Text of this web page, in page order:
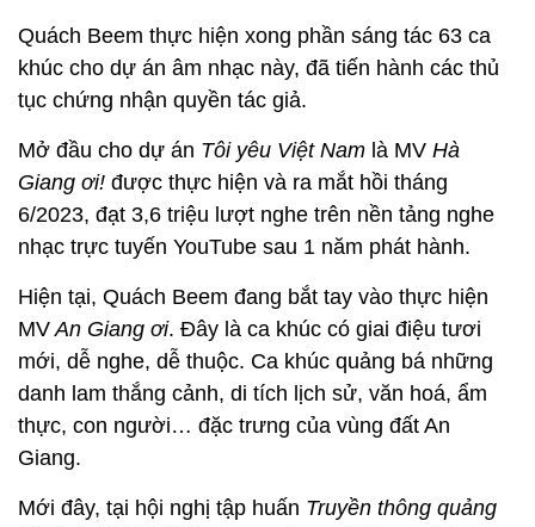
Quách Beem thực hiện xong phần sáng tác 63 ca
khúc cho dự án âm nhạc này, đã tiến hành các thủ
tục chứng nhận quyền tác giả.
Mở đầu cho dự án Tôi yêu Việt Nam là MV Hà
Giang ơi! được thực hiện và ra mắt hồi tháng
6/2023, đạt 3,6 triệu lượt nghe trên nền tảng nghe
nhạc trực tuyến YouTube sau 1 năm phát hành.
Hiện tại, Quách Beem đang bắt tay vào thực hiện
MVAn Giang ơi. Đây là ca khúc có giai điệu tươi
mới, dễ nghe, dễ thuộc. Ca khúc quảng bá những
danh lam thắng cảnh, di tích lịch sử, văn hoá, ẩm
thực, con người… đặc trưng của vùng đất An
Giang.
Mới đây, tại hội nghị tập huấn Truyền thông quảng